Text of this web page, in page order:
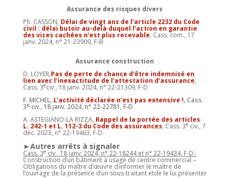
Assurance des risques divers
Ph. CASSON, Délai de vingt ans de l’article 2232 du Code
civil : délai butoir au-delà duquel l’action en garantie
des vices cachées n’est plus recevable, Cass. com., 17
janv. 2024, n° 21-23909, F-B
Assurance construction
D. LOYER,Pas de perte de chance d’être indemnisé en
lien avec l’inexactitude de l’attestation d’assurance,
Cass. 3eciv., 18 janv. 2024, n° 22-21309, F-D
F. MICHEL, L’activité déclarée n’est pas extensive !, Cass.
3eciv., 18 janv. 2024, n° 22-22781, F-D
A. ASTEGIANO-LA RIZZA, Rappel de la portée des articles
L. 242-1 et L. 112-3 du Code des assurances, Cass. 3eciv., 7
déc. 2023, n° 22-19463, F-D
►Autres arrêts à signaler
Cass. 3eciv., 18 janv. 2024, n° 22-18244 et n° 22-19434, F-D :
Construction d’un bâtiment à usage de centre commercial –
Obligations du maître d’œuvre d’informer le maître de
l’ouvrage de la présence d’un sous-traitant etde le lui présenter